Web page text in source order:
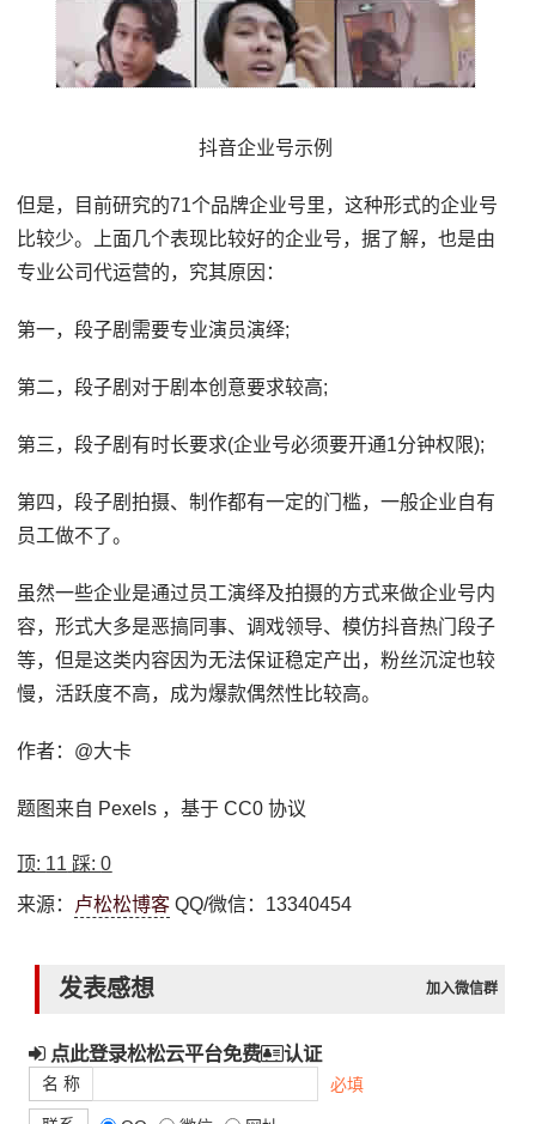
抖音企业号示例
但是，目前研究的71个品牌企业号里，这种形式的企业号
比较少。上面几个表现比较好的企业号，据了解，也是由
专业公司代运营的，究其原因：
第一，段子剧需要专业演员演绎;
第二，段子剧对于剧本创意要求较高;
第三，段子剧有时长要求(企业号必须要开通1分钟权限);
第四，段子剧拍摄、制作都有一定的门槛，一般企业自有
员工做不了。
虽然一些企业是通过员工演绎及拍摄的方式来做企业号内
容，形式大多是恶搞同事、调戏领导、模仿抖音热门段子
等，但是这类内容因为无法保证稳定产出，粉丝沉淀也较
慢，活跃度不高，成为爆款偶然性比较高。
作者：@大卡
题图来自 Pexels ，基于 CC0 协议
顶: 11 踩:0
来源： 卢松松博客 QQ/微信：13340454
发表感想 加入微信群
点此登录松松云平台免费 认证
名 称 必填